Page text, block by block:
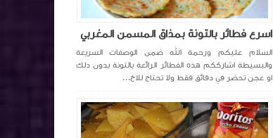
اسرع فطائر بالتونة بمذاق المسمن المغربي
السلام عليكم ورحمة الله ضمن الوصفات السريعة
والبسيطة اشارككم هذه الفطائر الرائعة بالتونة بدون دلك
او عجن تحضر في دقائق فقط ولا تحتاج للاخ...